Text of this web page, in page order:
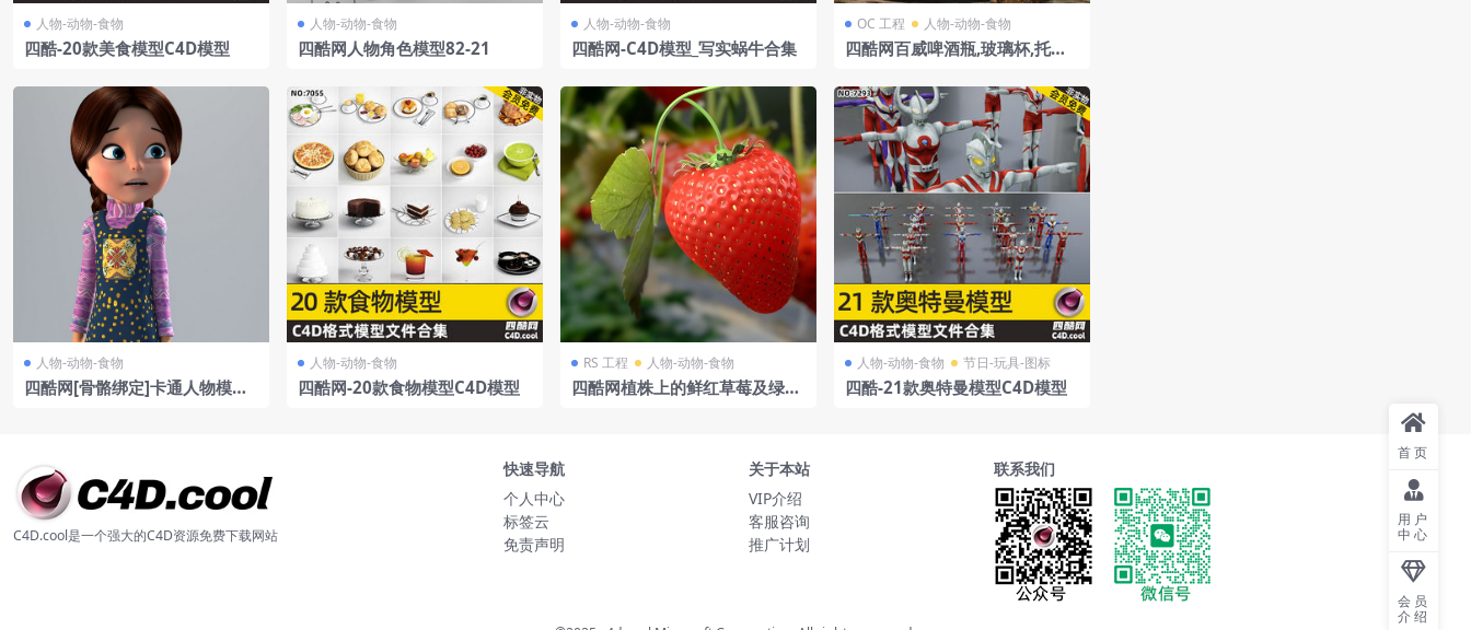
人物-动物-食物
四酷-20款美食模型C4D模型
人物-动物-食物
四酷网人物角色模型82-21
人物-动物-食物
四酷网-C4D模型_写实蜗牛合集
OC 工程 人物-动物-食物
四酷网百威啤酒瓶,玻璃杯,托盘
人物-动物-食物
四酷网[骨骼绑定]卡通人物模型
人物-动物-食物
四酷网-20款食物模型C4D模型
RS 工程 人物-动物-食物
四酷网植株上的鲜红草莓及绿色
人物-动物-食物 节日-玩具-图标
四酷-21款奥特曼模型C4D模型
C4D.cool是一个强大的C4D资源免费下载网站
快速导航
个人中心
标签云
免责声明
关于本站
VIP介绍
客服咨询
推广计划
联系我们
首页
用户
中心
会员
介绍